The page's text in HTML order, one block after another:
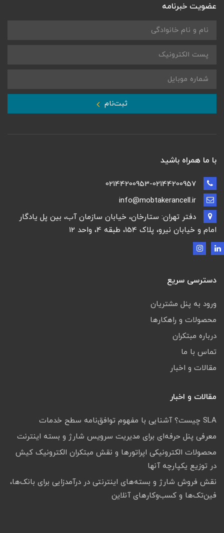
عضویت خبرنامه
ثبت‌نام
با ما همراه باشید
دفتر تهران: ستارخان، خیابان سازمان آب، بین پل یادگار
امام و خیابان نیرو، پلاک 154، طبقه 4، واحد 12
دسترسی سریع
ورود به پنل مشتریان
محصولات و راهکارها
درباره مبتکران
تماس با ما
مقالات و اخبار
مقالات و اخبار
SLA چیست؟ آشنایی با مفهوم توافق‌نامه سطح خدمات
معرفی پنل حرفه‌ای برای مدیریت سرویس شارژ و بسته اینترنت
محصولات الکترونیکی اپراتورها و نقش مبتکران الکترونیک کیش
در توزیع یکپارچه آنها
نقش فروش شارژ و بسته‌های اینترنتی در درآمدزایی برای بانک‌ها،
فین‌تک‌ها و کسب‌وکارهای آنلاین